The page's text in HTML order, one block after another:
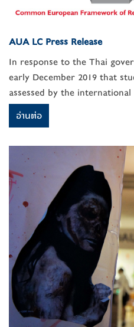
AUA LC Press Release
In response to the Thai
early December 2019 that
assessed by the international
อ่านต่อ